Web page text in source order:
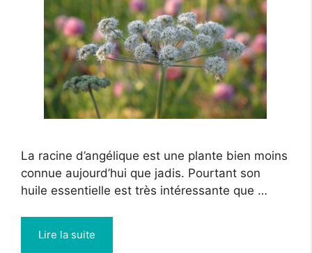
La racine d’angélique est une plante bien moins
connue aujourd’hui que jadis. Pourtant son
huile essentielle est très intéressante que …
Lire la suite